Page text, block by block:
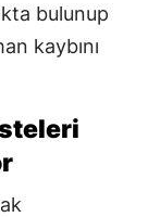
bulunup
kaybını